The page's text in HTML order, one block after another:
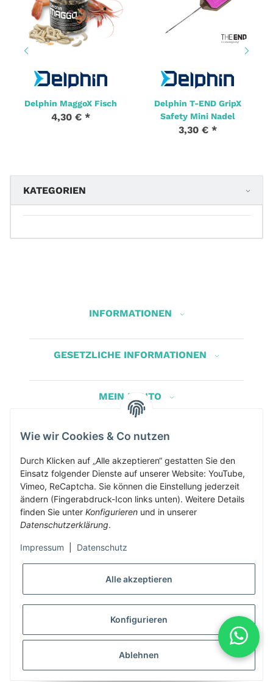
Delphin MaggoX Fisch
4,30 € *
Delphin T-END GripX
Safety Mini Nadel
3,30 € *
KATEGORIEN
INFORMATIONEN
GESETZLICHE INFORMATIONEN
MEIN KONTO
Herbis Anglerladen
Inh.Herbert Schinnerl
Kirchdorf am Inn 5
4982 Kirchdorf am Inn
info@herbis-anglerladen.at
Alle Preise inklusive gesetzlicher Mwst., exklusive Versand- &
Servicekosten
Wie wir Cookies & Co nutzen
Durch Klicken auf „Alle akzeptieren“ gestatten Sie den
Einsatz folgender Dienste auf unserer Website: YouTube,
Vimeo, ReCaptcha. Sie können die Einstellung jederzeit
ändern (Fingerabdruck-Icon links unten). Weitere Details
finden Sie unter Konfigurieren und in unserer
Datenschutzerklärung.
Impressum Datenschutz
Alle akzeptieren
Konfigurieren
Ablehnen